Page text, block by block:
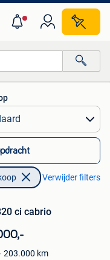
Verwijder filters
ci cabrio
203.000 km